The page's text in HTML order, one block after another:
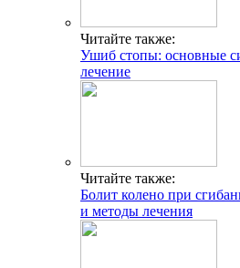
Читайте также:
Ушиб стопы: основные
лечение
Читайте также:
Болит колено при
и методы лечения